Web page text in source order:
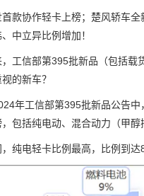
协作轻卡上榜；楚风轿车全新
中立异比例增加！
信部第395批新品（包括载货
的新车？
工信部第395批新品公告中，
包括纯电动、混合动力（甲醇
电轻卡比例最高，比例到达